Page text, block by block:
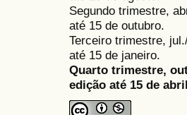
Segundo trimestre,
até 15 de outubro.
Terceiro trimestre,
até 15 de janeiro.
Quarto trimestre,
edição até 15 de